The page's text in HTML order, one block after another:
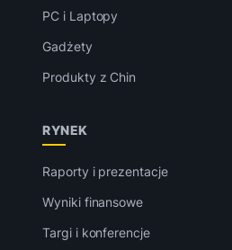
PC i Laptopy
Gadżety
Produkty z Chin
RYNEK
Raporty i prezentacje
Wyniki finansowe
Targi i konferencje